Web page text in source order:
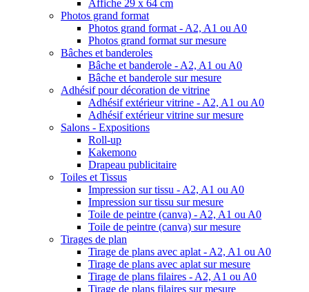
Affiche 29 x 64 cm
Photos grand format
Photos grand format - A2, A1 ou A0
Photos grand format sur mesure
Bâches et banderoles
Bâche et banderole - A2, A1 ou A0
Bâche et banderole sur mesure
Adhésif pour décoration de vitrine
Adhésif extérieur vitrine - A2, A1 ou A0
Adhésif extérieur vitrine sur mesure
Salons - Expositions
Roll-up
Kakemono
Drapeau publicitaire
Toiles et Tissus
Impression sur tissu - A2, A1 ou A0
Impression sur tissu sur mesure
Toile de peintre (canva) - A2, A1 ou A0
Toile de peintre (canva) sur mesure
Tirages de plan
Tirage de plans avec aplat - A2, A1 ou A0
Tirage de plans avec aplat sur mesure
Tirage de plans filaires - A2, A1 ou A0
Tirage de plans filaires sur mesure